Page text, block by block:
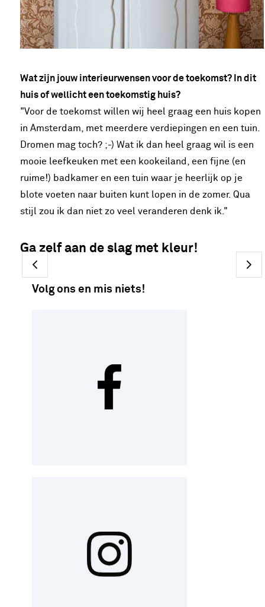
Wat zijn jouw interieurwensen voor de toekomst? In dit
huis of wellicht een toekomstig huis?
"Voor de toekomst willen wij heel graag een huis kopen
in Amsterdam, met meerdere verdiepingen en een tuin.
Dromen mag toch? ;-) Wat ik dan heel graag wil is een
mooie leefkeuken met een kookeiland, een fijne (en
ruime!) badkamer en een tuin waar je heerlijk op je
blote voeten naar buiten kunt lopen in de zomer. Qua
stijl zou ik dan niet zo veel veranderen denk ik."
Ga zelf aan de slag met kleur!
Volg ons en mis niets!